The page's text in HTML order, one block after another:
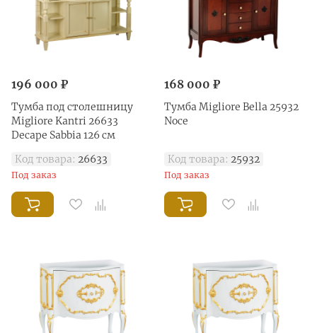
196 000 ₽
Тумба под столешницу
Migliore Kantri 26633
Decape Sabbia 126 см
Код товара: 26633
Под заказ
168 000 ₽
Тумба Migliore Bella 25932
Noce
Код товара: 25932
Под заказ